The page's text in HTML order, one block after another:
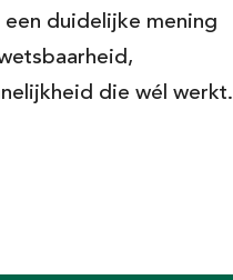
duidelijke mening
die wél werkt.